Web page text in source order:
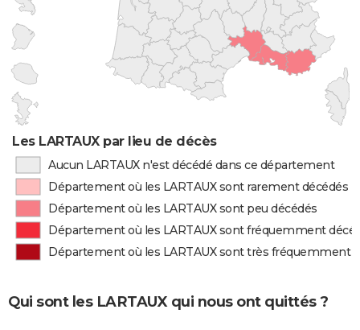
Les LARTAUX par lieu de décès
Aucun LARTAUX n'est décédé dans ce département
Département où les LARTAUX sont rarement décédés
Département où les LARTAUX sont peu décédés
Département où les LARTAUX sont fréquemment
Département où les LARTAUX sont très fréquemment
Qui sont les LARTAUX qui nous ont quittés ?